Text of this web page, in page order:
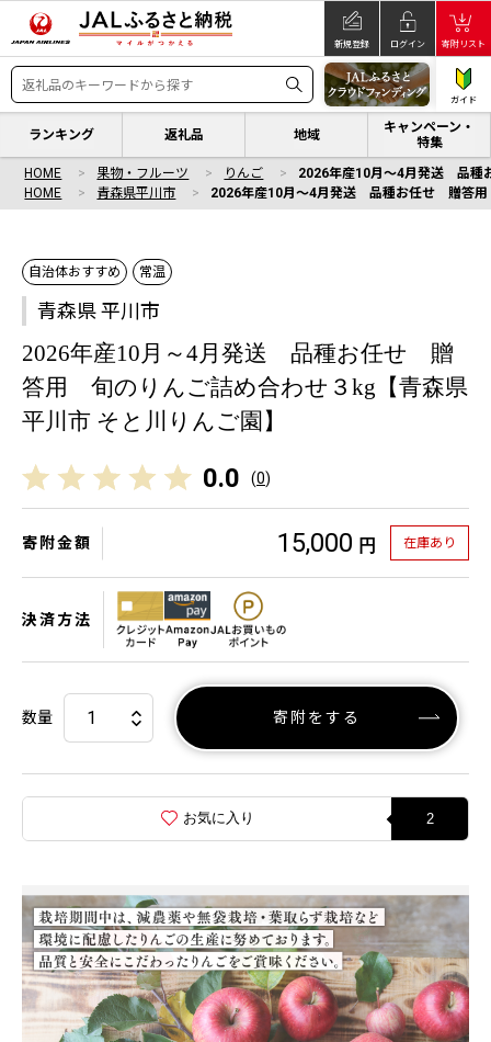
新規登録 ログイン 寄附リスト
ガイド
ランキング 返礼品 地域
キャンペーン・
特集
HOME 果物・フルーツ りんご
2026年産10月～4月発送 品種
HOME
青森県平川市 2026年産10月～4月発送 品種お任せ 贈答用
自治体おすすめ 常温
青森県 平川市
2026年産10月～4月発送 品種お任せ 贈
答用 旬のりんご詰め合わせ３kg【青森県
平川市 そと川りんご園】
0.0 (0)
寄附金額 15,000 円 在庫あり
決済方法
数量 寄附をする
お気に入り 2